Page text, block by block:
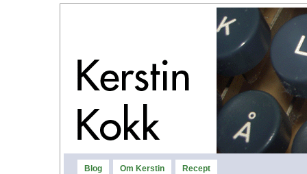
Blog Om Kerstin Recept